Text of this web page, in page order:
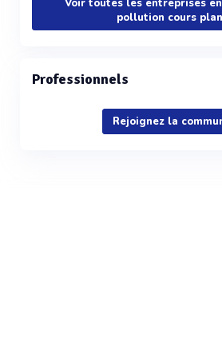
Voir toutes les entreprises
pollution cours
Professionnels
Rejoignez la